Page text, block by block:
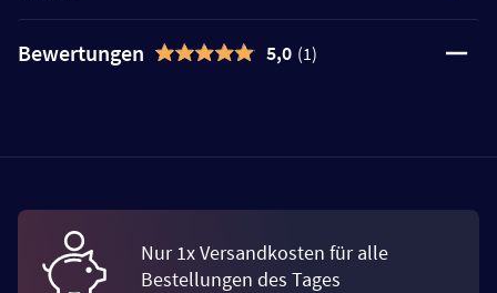
Bewertungen 5,0 (1)
Nur 1x Versandkosten für alle
Bestellungen des Tages